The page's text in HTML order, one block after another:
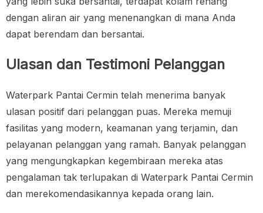
dengan aliran air yang menenangkan di mana Anda
dapat berendam dan bersantai.
Ulasan dan Testimoni Pelanggan
Waterpark Pantai Cermin telah menerima banyak
ulasan positif dari pelanggan puas. Mereka memuji
fasilitas yang modern, keamanan yang terjamin, dan
pelayanan pelanggan yang ramah. Banyak pelanggan
yang mengungkapkan kegembiraan mereka atas
pengalaman tak terlupakan di Waterpark Pantai Cermin
dan merekomendasikannya kepada orang lain.